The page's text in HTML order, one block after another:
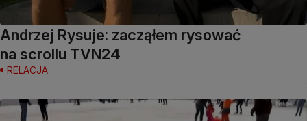
Andrzej Rysuje: zacząłem rysować
na scrollu TVN24
RELACJA